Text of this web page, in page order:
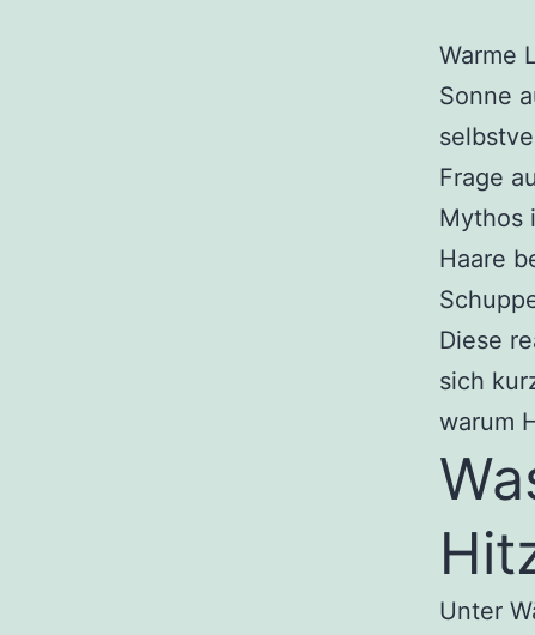
Warme
Sonne
Frage
Mythos
Haare
Diese
sich
warum
Unter